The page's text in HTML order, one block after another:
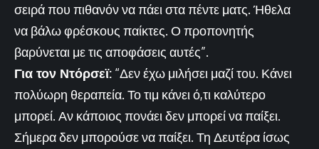
σειρά που πιθανόν να πάει στα πέντε ματς. Ήθελα
να βάλω φρέσκους παίκτες. Ο προπονητής
βαρύνεται με τις αποφάσεις αυτές”.
Για τον Ντόρσεϊ: “Δεν έχω μιλήσει μαζί του. Κάνει
πολύωρη θεραπεία. Το τιμ κάνει ό,τι καλύτερο
μπορεί. Αν κάποιος πονάει δεν μπορεί να παίξει.
Σήμερα δεν μπορούσε να παίξει. Τη Δευτέρα ίσως